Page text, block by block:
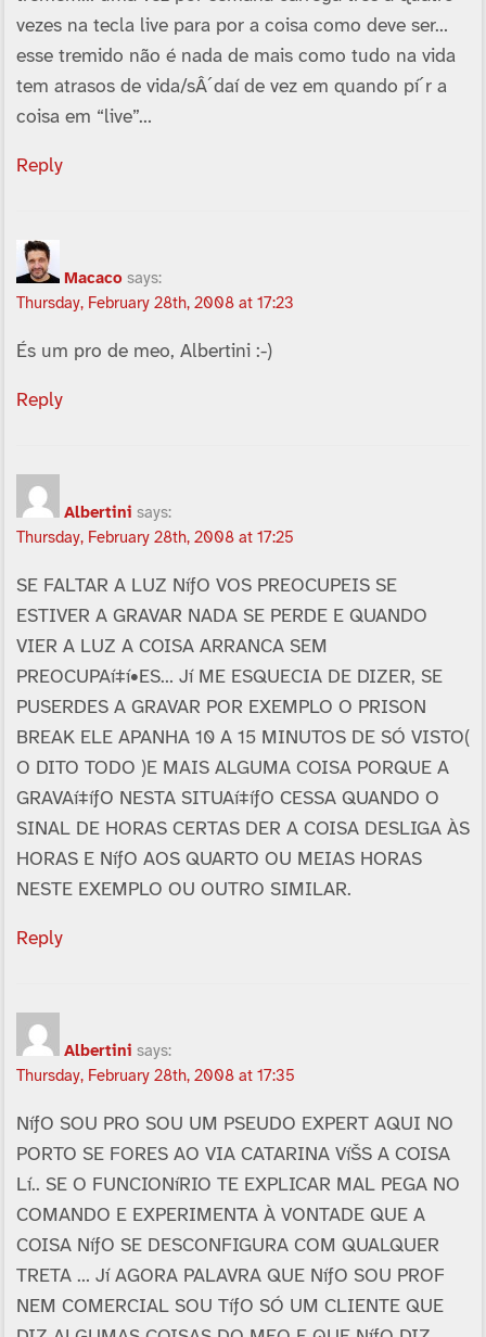
vezes na tecla live para por a coisa como deve ser…
esse tremido não é nada de mais como tudo na vida
tem atrasos de vida/sÂ´daí­ de vez em quando pí´r a
coisa em “live”…
Reply
Macaco says:
Thursday, February 28th, 2008 at 17:23
És um pro de meo, Albertini :-)
Reply
Albertini says:
Thursday, February 28th, 2008 at 17:25
SE FALTAR A LUZ NíƒO VOS PREOCUPEIS SE
ESTIVER A GRAVAR NADA SE PERDE E QUANDO
VIER A LUZ A COISA ARRANCA SEM
PREOCUPAí‡í•ES… Jí ME ESQUECIA DE DIZER, SE
PUSERDES A GRAVAR POR EXEMPLO O PRISON
BREAK ELE APANHA 10 A 15 MINUTOS DE SÓ VISTO(
O DITO TODO )E MAIS ALGUMA COISA PORQUE A
GRAVAí‡íƒO NESTA SITUAí‡íƒO CESSA QUANDO O
SINAL DE HORAS CERTAS DER A COISA DESLIGA ÀS
HORAS E NíƒO AOS QUARTO OU MEIAS HORAS
NESTE EXEMPLO OU OUTRO SIMILAR.
Reply
Albertini says:
Thursday, February 28th, 2008 at 17:35
NíƒO SOU PRO SOU UM PSEUDO EXPERT AQUI NO
PORTO SE FORES AO VIA CATARINA VíŠS A COISA
Lí.. SE O FUNCIONíRIO TE EXPLICAR MAL PEGA NO
COMANDO E EXPERIMENTA À VONTADE QUE A
COISA NíƒO SE DESCONFIGURA COM QUALQUER
TRETA … Jí AGORA PALAVRA QUE NíƒO SOU PROF
NEM COMERCIAL SOU TíƒO SÓ UM CLIENTE QUE